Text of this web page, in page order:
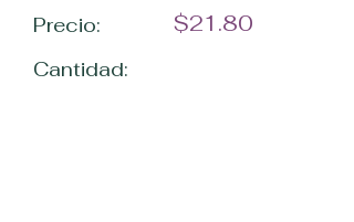
Precio:
Cantidad:
$21.80